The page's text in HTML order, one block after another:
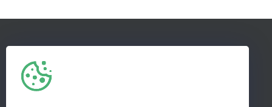
Home Zonnepanelen
Batterijen
Energiemanagement Systemen